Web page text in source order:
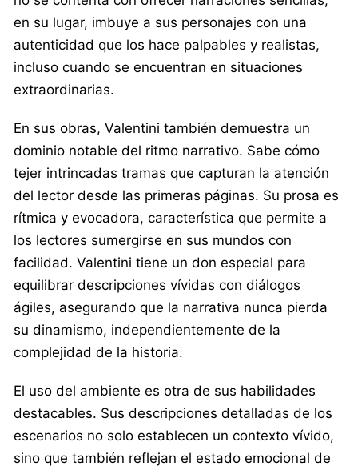
en su lugar, imbuye a sus personajes con una
autenticidad que los hace palpables y realistas,
incluso cuando se encuentran en situaciones
extraordinarias.
En sus obras, Valentini también demuestra un
dominio notable del ritmo narrativo. Sabe cómo
tejer intrincadas tramas que capturan la atención
del lector desde las primeras páginas. Su prosa es
rítmica y evocadora, característica que permite a
los lectores sumergirse en sus mundos con
facilidad. Valentini tiene un don especial para
equilibrar descripciones vívidas con diálogos
ágiles, asegurando que la narrativa nunca pierda
su dinamismo, independientemente de la
complejidad de la historia.
El uso del ambiente es otra de sus habilidades
destacables. Sus descripciones detalladas de los
escenarios no solo establecen un contexto vívido,
sino que también reflejan el estado emocional de